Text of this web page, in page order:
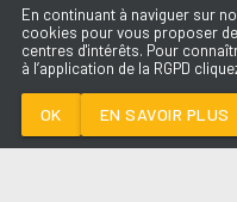
En continuant à naviguer sur
cookies pour vous proposer
centres d'intérêts. Pour
à l’application de la RGPD
OK EN SAVOIR PLUS